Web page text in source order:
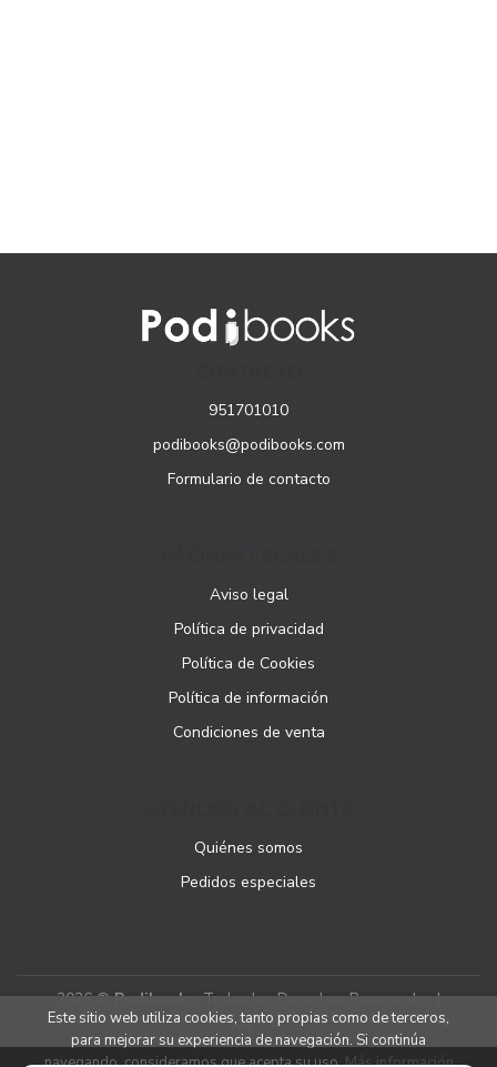
951701010
podibooks@podibooks.com
Formulario de contacto
Aviso legal
Política de privacidad
Política de Cookies
Política de información
Condiciones de venta
Quiénes somos
Pedidos especiales
2026 ©Podibooks. Todos los Derechos Reservados |
Podiprint
Este sitio web utiliza cookies, tanto propias como de terceros,
para mejorar su experiencia de navegación. Si continúa
navegando, consideramos que acepta su uso.Más información